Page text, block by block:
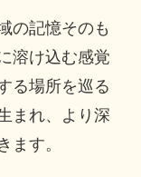
の記憶そのも
溶け込む感覚
る場所を巡る
まれ、より深
ます。